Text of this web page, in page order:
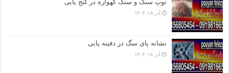
توپ سنگ و سنگ گهواره در گنج یابی
آذر ۱۸, ۱۴۰۳
نشانه پای سگ در دفینه یابی
آذر ۱۸, ۱۴۰۳